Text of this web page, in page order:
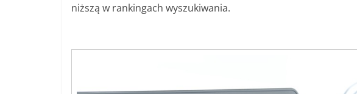
niższą w rankingach wyszukiwania.